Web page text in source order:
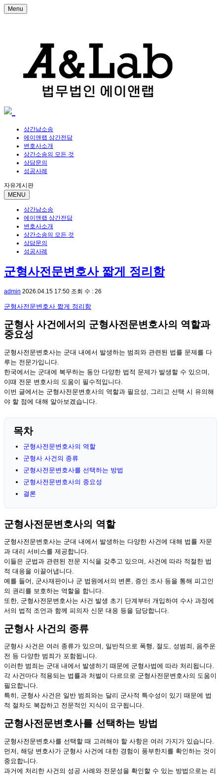
Menu
상간남소송
에이앤랩 상간전담
변호사소개
상간소송의 모든 것
상담문의
성공사례
자유게시판
MENU
상간남소송
에이앤랩 상간전담
변호사소개
상간소송의 모든 것
상담문의
성공사례
군형사전문변호사 짧게 정리함
admin 2026.04.15 17:50 조회 수 : 26
군형사전문변호사 짧게 정리함
군형사 사건에서의 군형사전문변호사의 역할과
중요성
군형사전문변호사는 군대 내에서 발생하는 범죄와 관련된 법률 문제를 다
루는 전문가입니다.
한국에서는 군대에 복무하는 동안 다양한 법적 문제가 발생할 수 있으며,
이때 전문 변호사의 도움이 필수적입니다.
이번 글에서는 군형사전문변호사의 역할과 필요성, 그리고 선택 시 유의해
야 할 점에 대해 알아보겠습니다.
목차
군형사전문변호사의 역할
군형사 사건의 종류
군형사전문변호사를 선택하는 방법
군형사전문변호사의 중요성
결론
군형사전문변호사의 역할
군형사전문변호사는 군대 내에서 발생하는 다양한 사건에 대해 법률 자문
과 대리 서비스를 제공합니다.
이들은 군법과 관련된 전문 지식을 갖추고 있으며, 사건에 따라 적절한 법
적 대응을 이끌어냅니다.
예를 들어, 군사재판이나 군 법원에서의 변론, 증인 조사 등을 통해 피고인
의 권리를 보호하는 역할을 합니다.
또한, 군형사전문변호사는 사건 발생 초기 단계부터 개입하여 수사 과정에
서의 법적 조언과 함께 피의자 신문 대응 등을 담당합니다.
군형사 사건의 종류
군형사 사건은 여러 종류가 있으며, 일반적으로 폭행, 절도, 성범죄, 음주운
전 등 다양한 범죄가 포함됩니다.
이러한 범죄는 군대 내에서 발생하기 때문에 군형사법에 따라 처리됩니다.
각 사건마다 적용되는 법률과 처벌이 다르므로 군형사전문변호사의 도움이
필요합니다.
특히, 군형사 사건은 일반 범죄와는 달리 군사적 특수성이 있기 때문에 법
적 절차도 복잡하고 전문적인 지식이 요구됩니다.
군형사전문변호사를 선택하는 방법
군형사전문변호사를 선택할 때 고려해야 할 사항은 여러 가지가 있습니다.
먼저, 해당 변호사가 군형사 사건에 대한 경험이 풍부한지를 확인하는 것이
중요합니다.
과거에 처리한 사건의 성공 사례와 전문성을 확인할 수 있는 방법으로는 리